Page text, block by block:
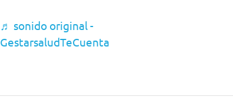
♬ sonido original -
GestarsaludTeCuenta